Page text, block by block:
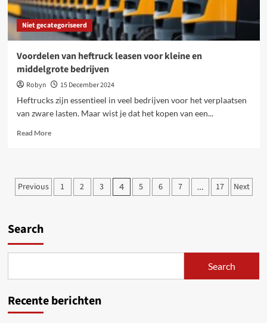
Niet gecategoriseerd
Voordelen van heftruck leasen voor kleine en
middelgrote bedrijven
Robyn
15 December 2024
Heftrucks zijn essentieel in veel bedrijven voor het verplaatsen
van zware lasten. Maar wist je dat het kopen van een...
Read MoreRead
van
heftruck
bedrijven
Posts
Previous 1 2 3 4 5 6 7 … 17 Next
Search
Search
Recente berichten